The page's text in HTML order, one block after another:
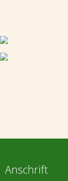
Anschrift